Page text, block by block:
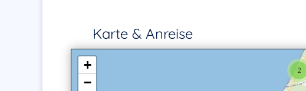
Karte & Anreise
2
+
−